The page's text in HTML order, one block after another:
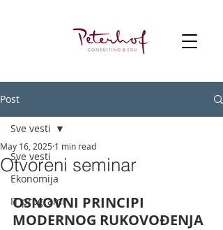
Post
Sve vesti
Ekonomija
IT programi
Sve vesti
Otvoreni seminar
May 16, 2025 1 min read
OSNOVNI PRINCIPI
MODERNOG RUKOVOĐENJA